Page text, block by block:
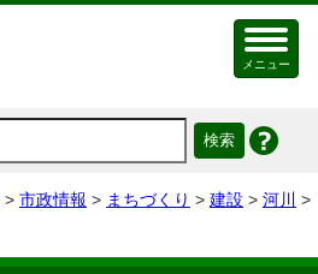
メニュー
> 市政情報 > まちづくり > 建設 > 河川
>